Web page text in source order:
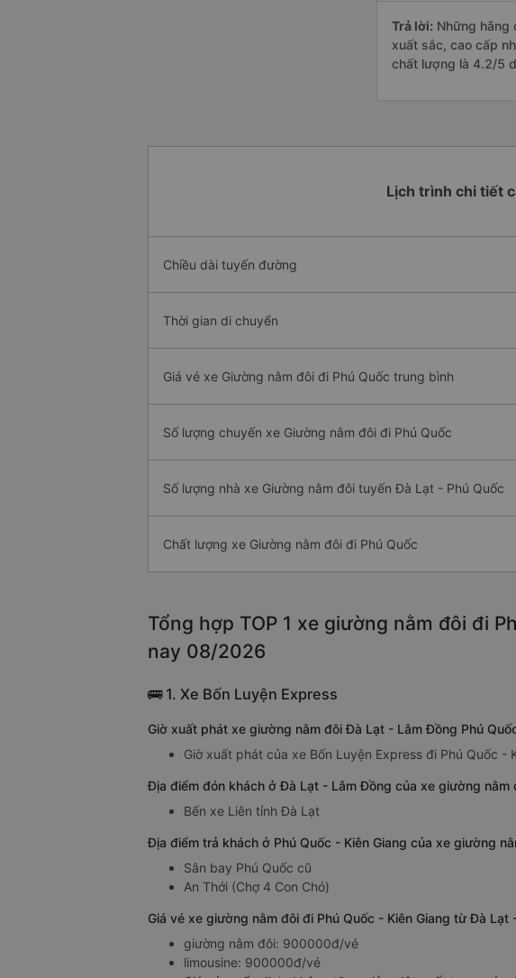
Trả lời: Những hãng
xuất sắc, cao cấp
chất lượng là 4.2/5
Lịch trình chi tiết
Chiều dài tuyến đường
Thời gian di chuyển
Giá vé xe Giường nằm đôi đi Phú Quốc trung bình
Số lượng chuyến xe Giường nằm đôi đi Phú Quốc
Số lượng nhà xe Giường nằm đôi tuyến Đà Lạt - Phú Quốc
Chất lượng xe Giường nằm đôi đi Phú Quốc
Tổng hợp TOP 1 xe giường nằm đôi đi
nay 08/2026
🚌 1. Xe Bốn Luyện Express
Giờ xuất phát xe giường nằm đôi Đà Lạt - Lâm Đồng Phú
Giờ xuất phát của xe Bốn Luyện Express đi Phú Quốc
Địa điểm đón khách ở Đà Lạt - Lâm Đồng của xe giường nằm
Bến xe Liên tỉnh Đà Lạt
Địa điểm trả khách ở Phú Quốc - Kiên Giang của xe giường
Sân bay Phú Quốc cũ
An Thới (Chợ 4 Con Chó)
Giá vé xe giường nằm đôi đi Phú Quốc - Kiên Giang từ Đà
giường nằm đôi: 900000đ/vé
limousine: 900000đ/vé